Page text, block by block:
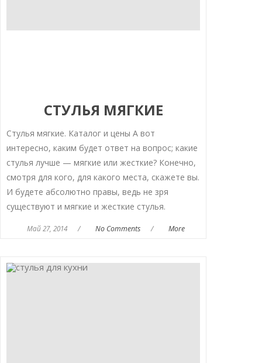
СТУЛЬЯ МЯГКИЕ
Стулья мягкие. Каталог и цены А вот
интересно, каким будет ответ на вопрос; какие
стулья лучше — мягкие или жесткие? Конечно,
смотря для кого, для какого места, скажете вы.
И будете абсолютно правы, ведь не зря
существуют и мягкие и жесткие стулья.
Май 27, 2014 / No Comments / More